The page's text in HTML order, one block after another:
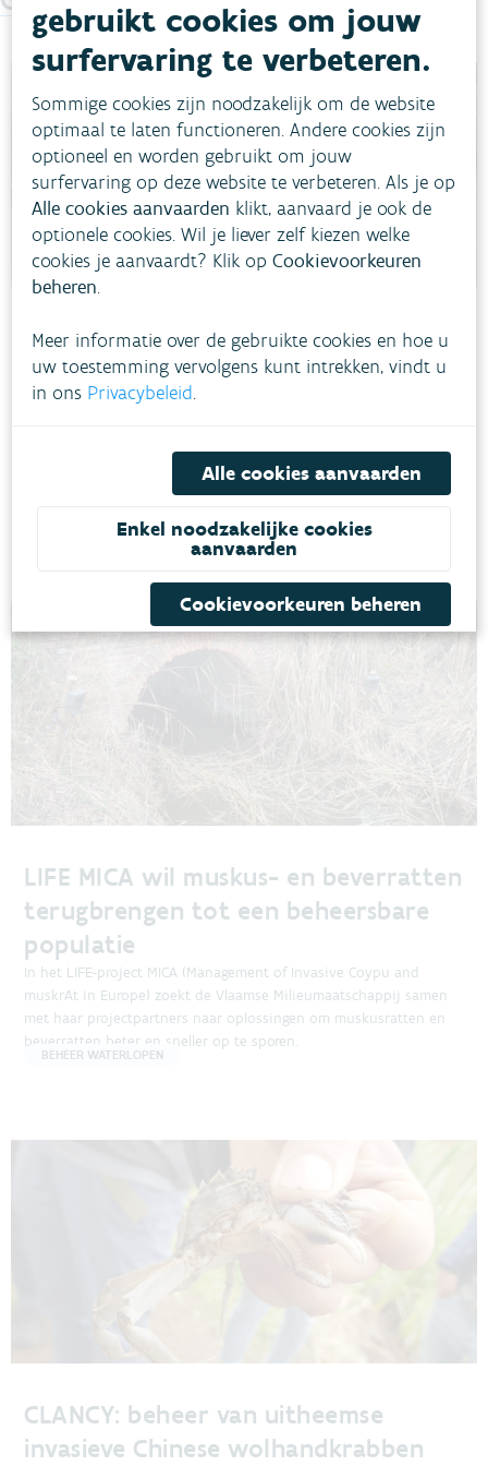
LIFE RIPARIAS neemt geïntegreerde
en snelle maatregelen tegen invasieve
uitheemse soorten
projectpartners geïntegreerde en snelle maatregelen tegen
invasieve uitheemse soorten, over de gewestgrenzen heen. De
VMM leidt de coördinatie van bestrijdingscampagnes.
LIFE MICA wil muskus- en beverratten
terugbrengen tot een beheersbare
populatie
In het LIFE-project MICA (Management of Invasive Coypu and
muskrAt in Europe) zoekt de Vlaamse Milieumaatschappij samen
met haar projectpartners naar oplossingen om muskusratten en
beverratten beter en sneller op te sporen.
BEHEER WATERLOPEN
CLANCY: beheer van uitheemse
invasieve Chinese wolhandkrabben
gebruikt cookies om jouw
surfervaring te verbeteren.
Sommige cookies zijn noodzakelijk om de website
optimaal te laten functioneren. Andere cookies zijn
optioneel en worden gebruikt om jouw
surfervaring op deze website te verbeteren. Als je op
Alle cookies aanvaarden klikt, aanvaard je ook de
optionele cookies. Wil je liever zelf kiezen welke
cookies je aanvaardt? Klik opCookievoorkeuren
beheren.
Meer informatie over de gebruikte cookies en hoe u
uw toestemming vervolgens kunt intrekken, vindt u
in ons Privacybeleid.
Alle cookies aanvaarden
Enkel noodzakelijke cookies
aanvaarden
Cookievoorkeuren beheren